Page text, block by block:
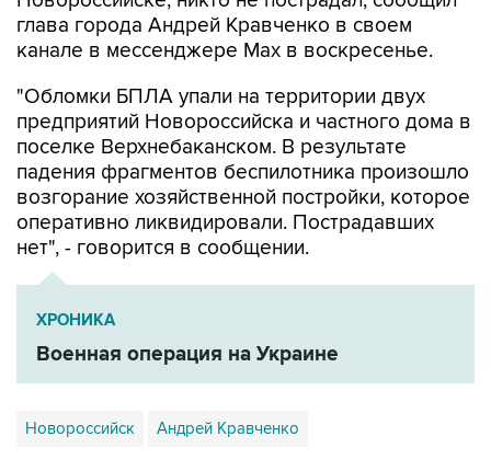
глава города Андрей Кравченко в своем
канале в мессенджере Max в воскресенье.
"Обломки БПЛА упали на территории двух
предприятий Новороссийска и частного дома в
поселке Верхнебаканском. В результате
падения фрагментов беспилотника произошло
возгорание хозяйственной постройки, которое
оперативно ликвидировали. Пострадавших
нет", - говорится в сообщении.
ХРОНИКА
Военная операция на Украине
Новороссийск Андрей Кравченко